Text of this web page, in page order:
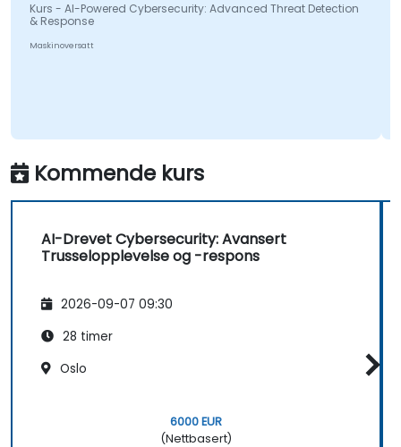
- AI-Powered Cybersecurity: Advanced Threat Detection
Kommende kurs
AI-Drevet Cybersecurity: Avansert
Trusselopplevelse og -respons
2026-09-07 09:30
28 timer
Oslo
6000 EUR
(Nettbasert)